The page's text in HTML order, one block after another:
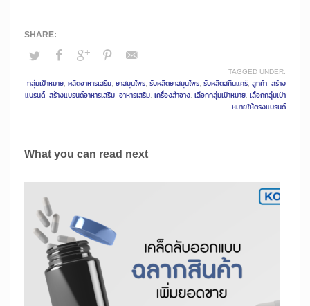
TAGGED UNDER:
กลุ่มเป้าหมาย, ผลิตอาหารเสริม, ยาสมุนไพร, รับผลิตยาสมุนไพร, รับผลิตสกินแคร์, ลูกค้า, สร้าง
แบรนด์, สร้างแบรนด์อาหารเสริม, อาหารเสริม, เครื่องสำอาง, เลือกกลุ่มเป้าหมาย, เลือกกลุ่มเป้า
หมายให้ตรงแบรนด์
What you can read next